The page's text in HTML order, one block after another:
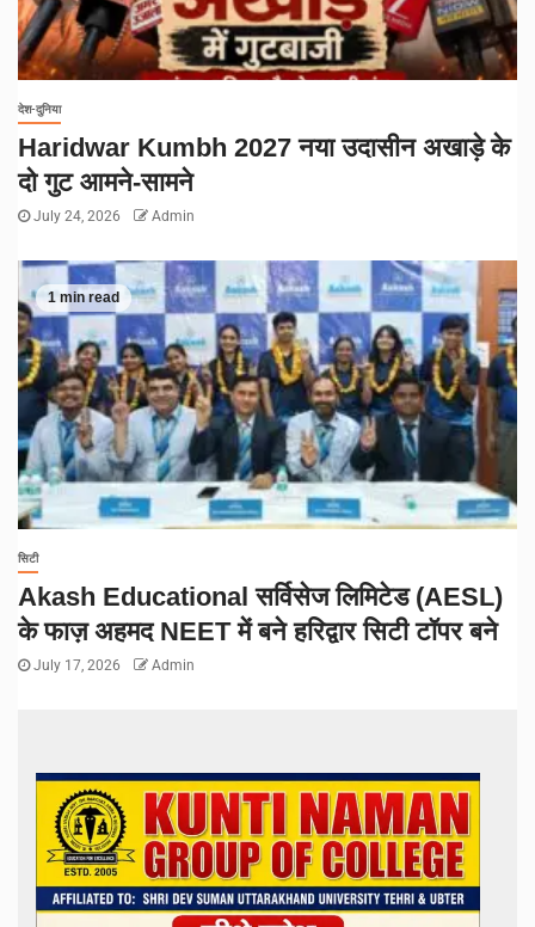
देश-दुनिया
Haridwar Kumbh 2027 नया उदासीन अखाड़े के
दो गुट आमने-सामने
July 24, 2026 Admin
1 min read
सिटी
Akash Educational सर्विसेज लिमिटेड (AESL)
के फाज़ अहमद NEET में बने हरिद्वार सिटी टॉपर बने
July 17, 2026 Admin